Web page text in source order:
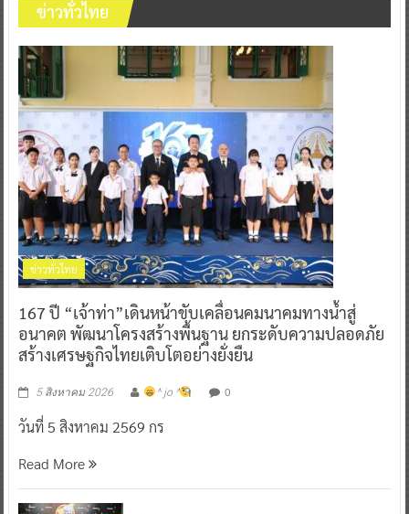
ข่าวทั่วไทย
ข่าวทั่วไทย
167 ปี “เจ้าท่า”เดินหน้าขับเคลื่อนคมนาคมทางน้ำสู่
อนาคต พัฒนาโครงสร้างพื้นฐาน ยกระดับความปลอดภัย
สร้างเศรษฐกิจไทยเติบโตอย่างยั่งยืน
5 สิงหาคม 2026 ^ jo ^ 0
วันที่ 5 สิงหาคม 2569 กร
Read More